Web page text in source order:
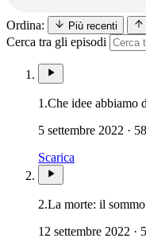
Ordina: Più recenti
Cerca tra gli episodi
1.Che idee abbiamo
5 settembre 2022 ·
Scarica
2.La morte: il
12 settembre 2022 ·